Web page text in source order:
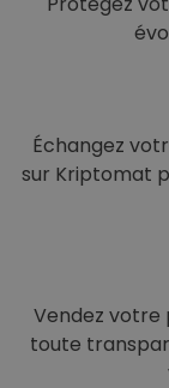
Échangez
sur Kriptomat
Vendez votre
toute